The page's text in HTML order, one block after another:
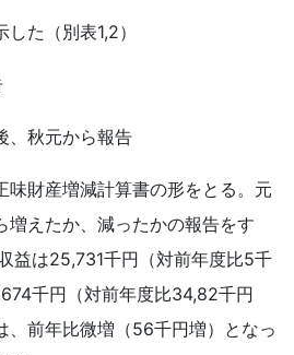
た（別表1,2）
、秋元から報告
味財産増減計算書の形をとる。元
増えたか、減ったかの報告をす
益は25,731千円（対前年度比5千
千円（対前年度比34,82千円
、前年比微増（56千円増）となっ